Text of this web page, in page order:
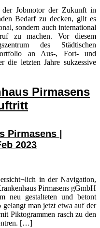
Jobmotor der Zukunft in
Bedarf zu decken, gilt es
sondern auch international
zu machen. Vor diesem
des Städtischen
an Aus-, Fort- und
die letzten Jahre sukzessive
Pirmasens
Pirmasens |
2023
in der Navigation,
Pirmasens gGmbH
neu gestalteten und betont
man jetzt etwa auf der
Piktogrammen rasch zu den
[…]